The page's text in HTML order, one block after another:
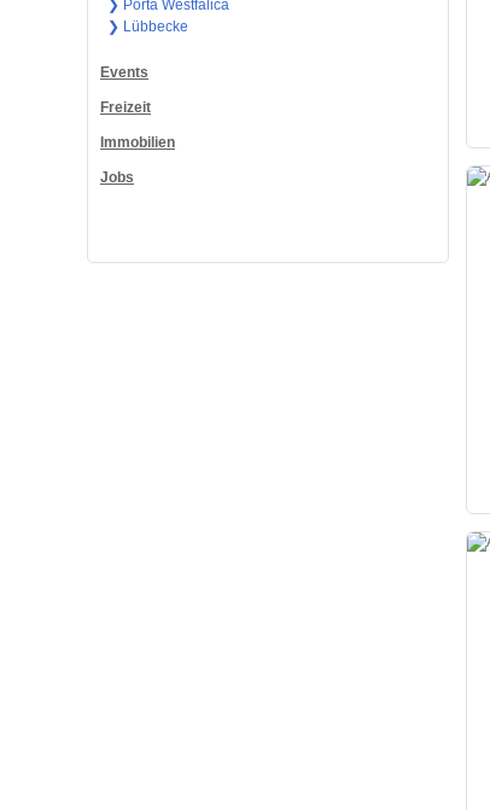
❯ Porta Westfalica
❯ Lübbecke
Events
Freizeit
Immobilien
Jobs